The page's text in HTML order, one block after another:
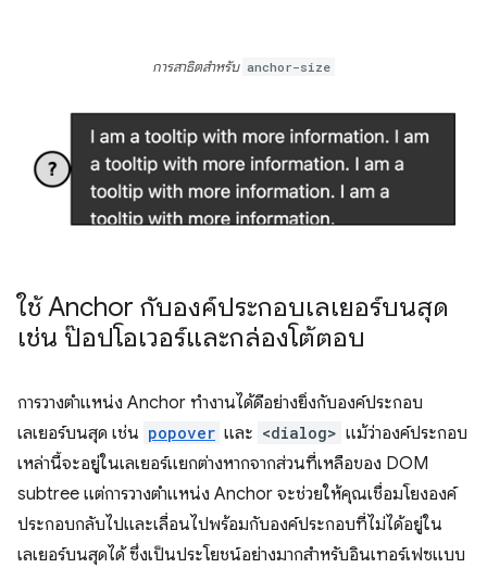
การสาธิตสำหรับ anchor-size
ใช้ Anchor กับองค์ประกอบเลเยอร์บนสุด
เช่น ป๊อปโอเวอร์และกล่องโต้ตอบ
การวางตำแหน่ง Anchor ทำงานได้ดีอย่างยิ่งกับองค์ประกอบ
เลเยอร์บนสุด เช่น popover และ <dialog> แม้ว่าองค์ประกอบ
เหล่านี้จะอยู่ในเลเยอร์แยกต่างหากจากส่วนที่เหลือของ DOM
subtree แต่การวางตำแหน่ง Anchor จะช่วยให้คุณเชื่อมโยงองค์
ประกอบกลับไปและเลื่อนไปพร้อมกับองค์ประกอบที่ไม่ได้อยู่ใน
เลเยอร์บนสุดได้ ซึ่งเป็นประโยชน์อย่างมากสำหรับอินเทอร์เฟซแบบ